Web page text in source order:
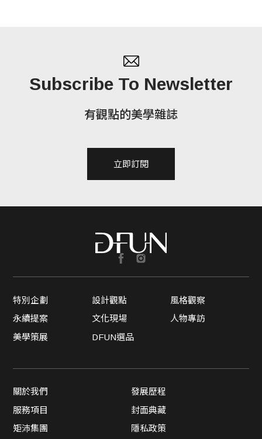
Subscribe To Newsletter
有觀點的美學雜誌
立即訂閱
特別企劃 設計觀點
風格觀察
永續提案
文化現場
人物專訪
美學策展
DFUN選品
關於我們
發展歷程
服務項目
封面典藏
矩沛集團
隱私政策